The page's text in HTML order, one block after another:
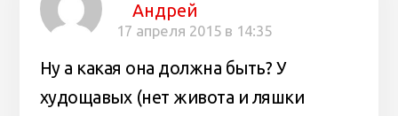
Андрей
17 апреля 2015 в 14:35
Ну а какая она должна быть? У
худощавых (нет живота и ляшки